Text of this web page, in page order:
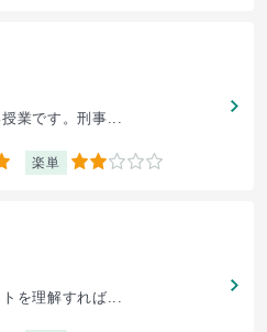
業です。刑事...
楽単 2
を理解すれば...